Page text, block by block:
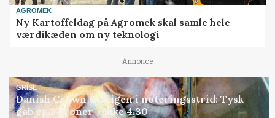
AGROMEK
Ny Kartoffeldag på Agromek skal samle hele
værdikæden om ny teknologi
Annonce
GRISE
Danish Crown slår igen i noteringsstrid: Tysk
gab er 3 kroner – ikke 4,30